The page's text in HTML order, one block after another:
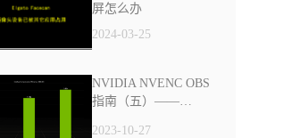
屏怎么办
2024-03-25
NVIDIA NVENC OBS
指南（五）——
2023-10-27